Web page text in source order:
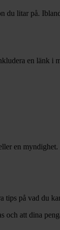
du litar på.
en länk i
en
tips på vad du
och att dina